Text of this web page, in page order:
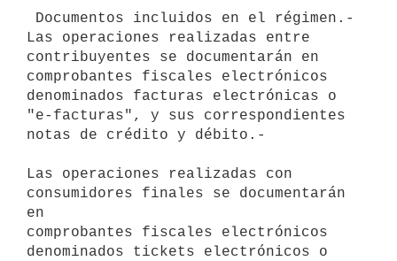
Las operaciones realizadas entre
contribuyentes se documentarán en
comprobantes fiscales electrónicos
denominados facturas electrónicas o
"e-facturas", y sus correspondientes
notas de crédito y débito.-
Las operaciones realizadas con
consumidores finales se documentarán
en
comprobantes fiscales electrónicos
denominados tickets electrónicos o